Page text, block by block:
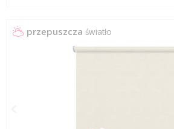
przepuszcza światło